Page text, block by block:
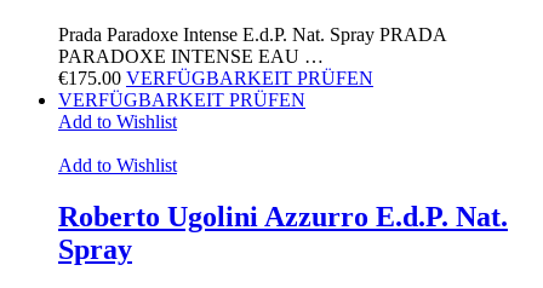
Prada Paradoxe Intense E.d.P. Nat. Spray PRADA
PARADOXE INTENSE EAU …
€175.00 VERFÜGBARKEIT PRÜFEN
VERFÜGBARKEIT PRÜFEN
Add to Wishlist
Add to Wishlist
Roberto Ugolini Azzurro E.d.P. Nat.
Spray